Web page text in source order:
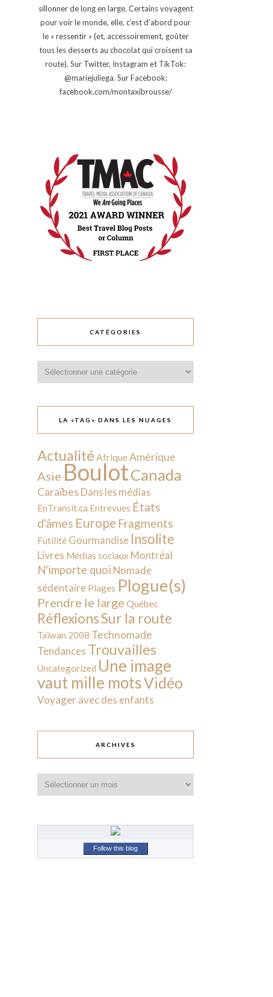
sillonner de long en large. Certains voyagent
pour voir le monde, elle, c’est d’abord pour
le « ressentir » (et, accessoirement, goûter
tous les desserts au chocolat qui croisent sa
route). Sur Twitter, Instagram et TikTok:
@mariejuliega. Sur Facebook:
facebook.com/montaxibrousse/
CATÉGORIES
LA «TAG» DANS LES NUAGES
Actualité AfriqueAmérique
Asie BoulotCanada
Caraïbes Dans les médias
EnTransit.ca Entrevues États
d'âmes Europe Fragments
Futilité Gourmandise Insolite
Livres Médias sociaux Montréal
N'importe quoi Nomade
sédentaire Plages Plogue(s)
Prendre le large Québec
RéflexionsSur la route
Taïwan 2008 Technomade
Tendances Trouvailles
Uncategorized Une image
vaut mille motsVidéo
Voyager avec des enfants
ARCHIVES
Follow this blog